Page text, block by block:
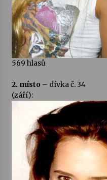
569 hlasů
2. místo – dívka č. 34
(září):